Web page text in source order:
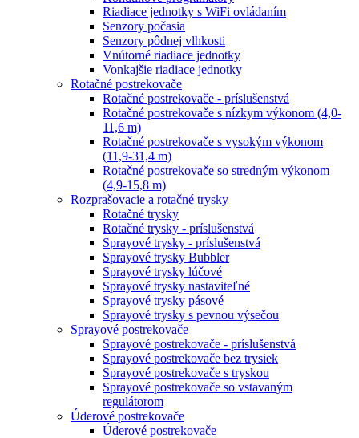
Riadiace jednotky s WiFi ovládaním
Senzory počasia
Senzory pôdnej vlhkosti
Vnútorné riadiace jednotky
Vonkajšie riadiace jednotky
Rotačné postrekovače
Rotačné postrekovače - príslušenstvá
Rotačné postrekovače s nízkym výkonom (4,0-
11,6 m)
Rotačné postrekovače s vysokým výkonom
(11,9-31,4 m)
Rotačné postrekovače so stredným výkonom
(4,9-15,8 m)
Rozprašovacie a rotačné trysky
Rotačné trysky
Rotačné trysky - príslušenstvá
Sprayové trysky - príslušenstvá
Sprayové trysky Bubbler
Sprayové trysky lúčové
Sprayové trysky nastaviteľné
Sprayové trysky pásové
Sprayové trysky s pevnou výsečou
Sprayové postrekovače
Sprayové postrekovače - príslušenstvá
Sprayové postrekovače bez trysiek
Sprayové postrekovače s tryskou
Sprayové postrekovače so vstavaným
regulátorom
Úderové postrekovače
Úderové postrekovače